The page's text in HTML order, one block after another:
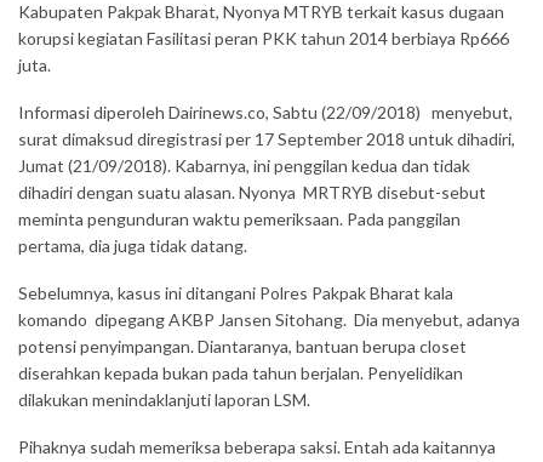
Kabupaten Pakpak Bharat, Nyonya MTRYB terkait kasus dugaan
korupsi kegiatan Fasilitasi peran PKK tahun 2014 berbiaya Rp666
juta.
Informasi diperoleh Dairinews.co, Sabtu (22/09/2018) menyebut,
surat dimaksud diregistrasi per 17 September 2018 untuk dihadiri,
Jumat (21/09/2018). Kabarnya, ini penggilan kedua dan tidak
dihadiri dengan suatu alasan. Nyonya MRTRYB disebut-sebut
meminta pengunduran waktu pemeriksaan. Pada panggilan
pertama, dia juga tidak datang.
Sebelumnya, kasus ini ditangani Polres Pakpak Bharat kala
komando dipegang AKBP Jansen Sitohang. Dia menyebut, adanya
potensi penyimpangan. Diantaranya, bantuan berupa closet
diserahkan kepada bukan pada tahun berjalan. Penyelidikan
dilakukan menindaklanjuti laporan LSM.
Pihaknya sudah memeriksa beberapa saksi. Entah ada kaitannya